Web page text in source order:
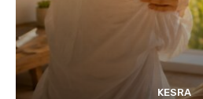
KESRA